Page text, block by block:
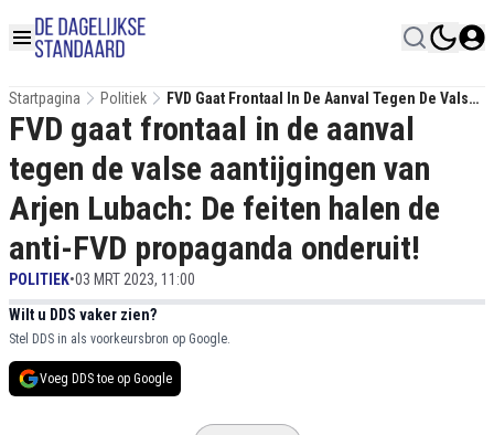
Startpagina Politiek
FVD Gaat Frontaal In De Aanval Tegen De Valse
Aantijgingen Van Arjen Lubach: De Feiten
Halen De Anti-FVD Propaganda Onderuit!
FVD gaat frontaal in de aanval
tegen de valse aantijgingen van
Arjen Lubach: De feiten halen de
anti-FVD propaganda onderuit!
POLITIEK•03 MRT 2023, 11:00
Wilt u DDS vaker zien?
Stel DDS in als voorkeursbron op Google.
Voeg DDS toe op Google